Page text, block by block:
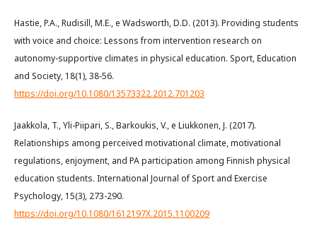
Hastie, P.A., Rudisill, M.E., e Wadsworth, D.D. (2013). Providing students
with voice and choice: Lessons from intervention research on
autonomy-supportive climates in physical education. Sport, Education
and Society, 18(1), 38-56.
https://doi.org/10.1080/13573322.2012.701203
Jaakkola, T., Yli-Piipari, S., Barkoukis, V., e Liukkonen, J. (2017).
Relationships among perceived motivational climate, motivational
regulations, enjoyment, and PA participation among Finnish physical
education students. International Journal of Sport and Exercise
Psychology, 15(3), 273-290.
https://doi.org/10.1080/1612197X.2015.1100209